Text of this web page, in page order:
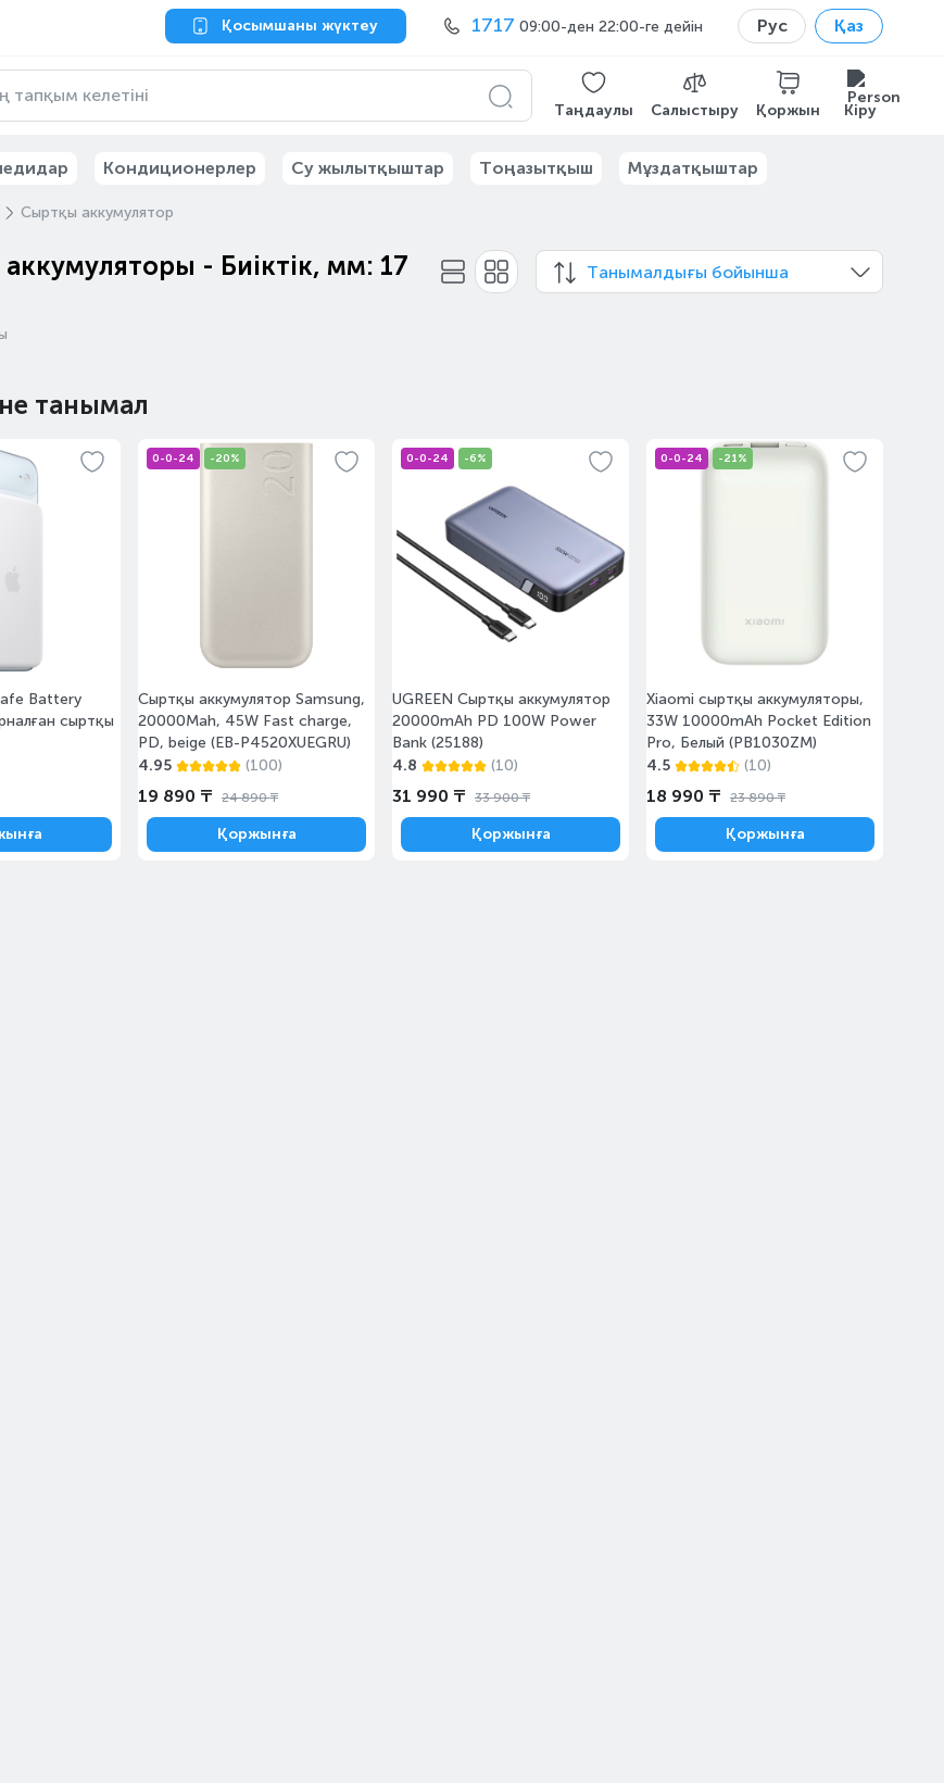
Қосымшаны жүктеу 1717 09:00-ден 22:00-ге дейін Рус Қаз
Таңдаулы Салыстыру Қоржын Кіру
Кондиционерлер Су жылытқыштар Тоңазытқыш Мұздатқыштар
Сыртқы аккумулятор
- Биіктік, мм: 17
Танымалдығы бойынша
танымал
Battery
сыртқы
0-0-24 -20%
Сыртқы аккумулятор Samsung,
20000Mah, 45W Fast charge,
PD, beige (EB-P4520XUEGRU)
4.95
(100)
19 890 ₸ 24 890 ₸
Қоржынға
0-0-24 -6%
UGREEN Сыртқы аккумулятор
20000mAh PD 100W Power
Bank (25188)
4.8
(10)
31 990 ₸ 33 900 ₸
Қоржынға
0-0-24 -21%
Xiaomi сыртқы аккумуляторы,
33W 10000mAh Pocket Edition
Pro, Белый (PB1030ZM)
4.5
(10)
18 990 ₸ 23 890 ₸
Қоржынға